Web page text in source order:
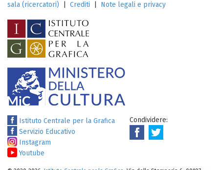
sala (ricercatori)
Crediti Note legali e privacy
Istituto Centrale per la Grafica
Servizio Educativo
Instagram
Youtube
Condividere: